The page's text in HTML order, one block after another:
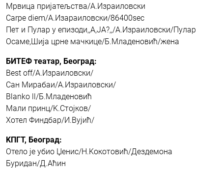
Мрвица пријатељства/А.Израиловски
Carpe diem/А.Изараиловски/86400sec
Пет и Пулар у епизоди,,А,ЈА?,,/А.Израиловски/Пулар
Осаме,Шија црне мачкице/Б.Младеновић/жена
БИТЕФ театар, Београд:
Best off/А.Израиловски/
Сан Мирабаи/А.Израиловски/
Blanko ll/Б.Младеновић
Мали принц/K.Стојков/
Хотел Финдбар/И.Вујић/
KПГТ, Београд:
Отело је убио Џенис/Н.Kокотовић/Дездемона
Буридан/Д.Аћин